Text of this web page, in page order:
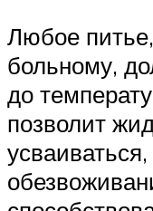
Любое питье,
больному,
до
позволит